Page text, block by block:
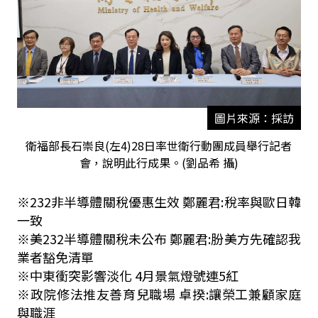
圖片來源：採訪
衛福部長石崇良(左4)28日率世衛行動團成員舉行記者
會，說明此行成果。(劉品希 攝)
※232非半導體關稅優惠生效 鄭麗君:稅率與歐日韓
一致
※美232半導體關稅未公布 鄭麗君:朌美方先確認我
業者豁免清單
※中東衝突影響淡化 4月景氣燈號連5紅
※政院修法推友善育兒職場 卓揆:讓榮工兼顧家庭
與職涯